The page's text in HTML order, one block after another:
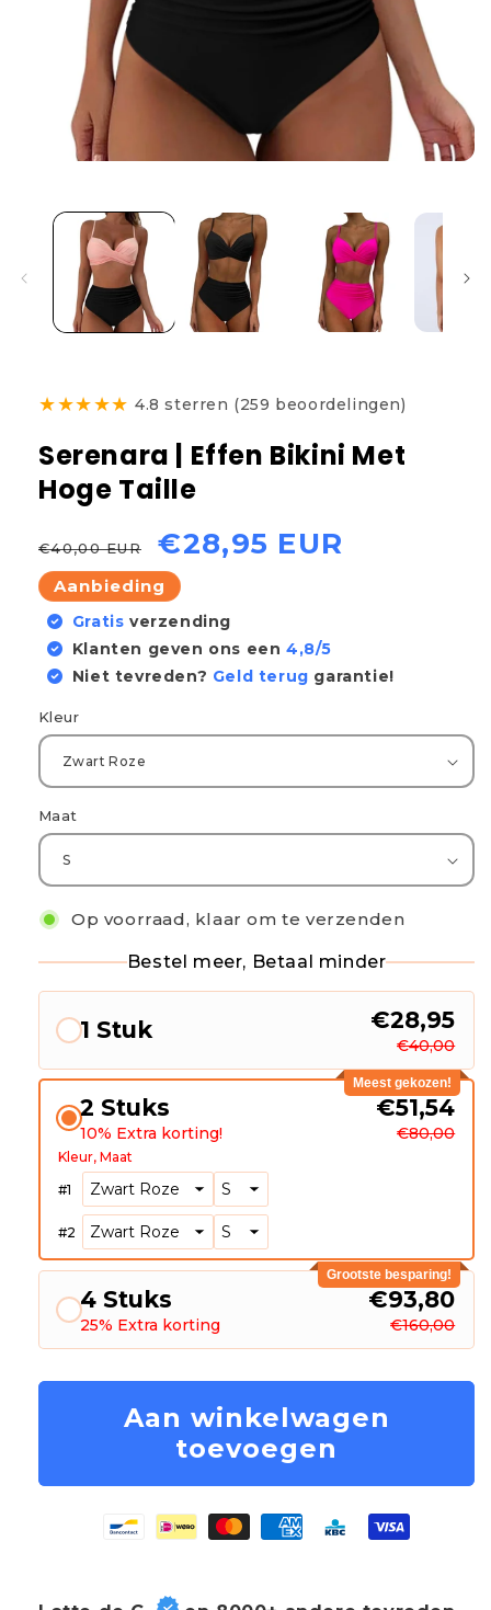
★★★★★ 4.8 sterren (259 beoordelingen)
Serenara | Effen Bikini Met
Hoge Taille
prijs
€40,00 EUR
Aanbiedingsprijs
€28,95 EUR
Aanbieding
Gratis verzending
Klanten geven ons een 4,8/5
Niet tevreden? Geld terug garantie!
Kleur
Maat
Op voorraad, klaar om te verzenden
Bestel meer, Betaal minder
1 Stuk €28,95
€40,00
Meest gekozen!
2 Stuks
10% Extra korting!
€51,54
€80,00
Kleur Maat
#1
#2
Grootste besparing!
4 Stuks
25% Extra korting
€93,80
€160,00
Aan winkelwagen
toevoegen